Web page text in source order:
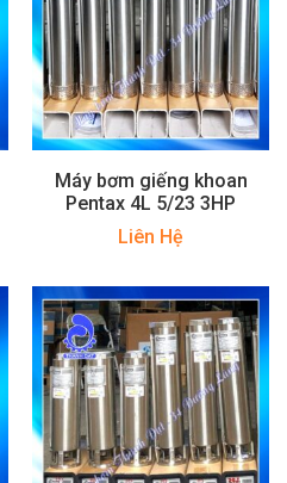
Máy bơm giếng khoan
Pentax 4L 5/23 3HP
Liên Hệ